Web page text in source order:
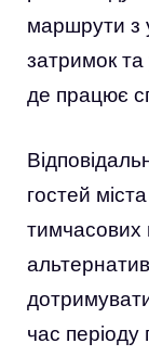
маршрути з
затримок та
де працює
гостей
тимчасових
час